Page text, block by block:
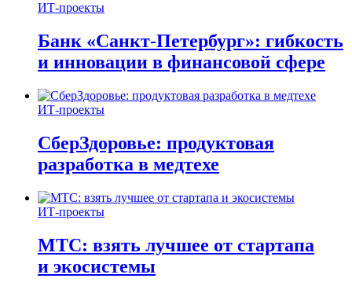
ИТ-проекты
Банк «Санкт-Петербург»: гибкость
и инновации в финансовой сфере
ИТ-проекты
СберЗдоровье: продуктовая
разработка в медтехе
ИТ-проекты
МТС: взять лучшее от стартапа
и экосистемы